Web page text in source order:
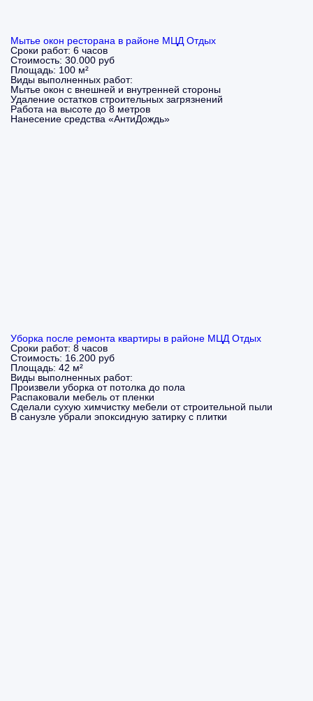
Мытье окон ресторана в районе МЦД Отдых
Сроки работ: 6 часов
Стоимость: 30.000 руб
Площадь: 100 м²
Виды выполненных работ:
Мытье окон с внешней и внутренней стороны
Удаление остатков строительных загрязнений
Работа на высоте до 8 метров
Нанесение средства «АнтиДождь»
Уборка после ремонта квартиры в районе МЦД Отдых
Сроки работ: 8 часов
Стоимость: 16.200 руб
Площадь: 42 м²
Виды выполненных работ:
Произвели уборка от потолка до пола
Распаковали мебель от пленки
Сделали сухую химчистку мебели от строительной пыли
В санузле убрали эпоксидную затирку с плитки